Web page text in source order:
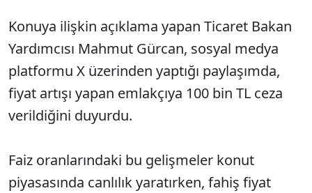
Konuya ilişkin açıklama yapan Ticaret Bakan
Yardımcısı Mahmut Gürcan, sosyal medya
platformu X üzerinden yaptığı paylaşımda,
fiyat artışı yapan emlakçıya 100 bin TL ceza
verildiğini duyurdu.
Faiz oranlarındaki bu gelişmeler konut
piyasasında canlılık yaratırken, fahiş fiyat